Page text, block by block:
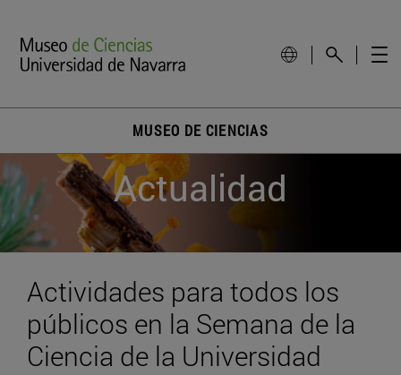
MUSEO DE CIENCIAS
Actualidad
Actividades para todos los
públicos en la Semana de la
Ciencia de la Universidad